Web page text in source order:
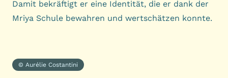
Damit bekräftigt er eine Identität, die er dank der
Mriya Schule bewahren und wertschätzen konnte.
© Aurélie Costantini